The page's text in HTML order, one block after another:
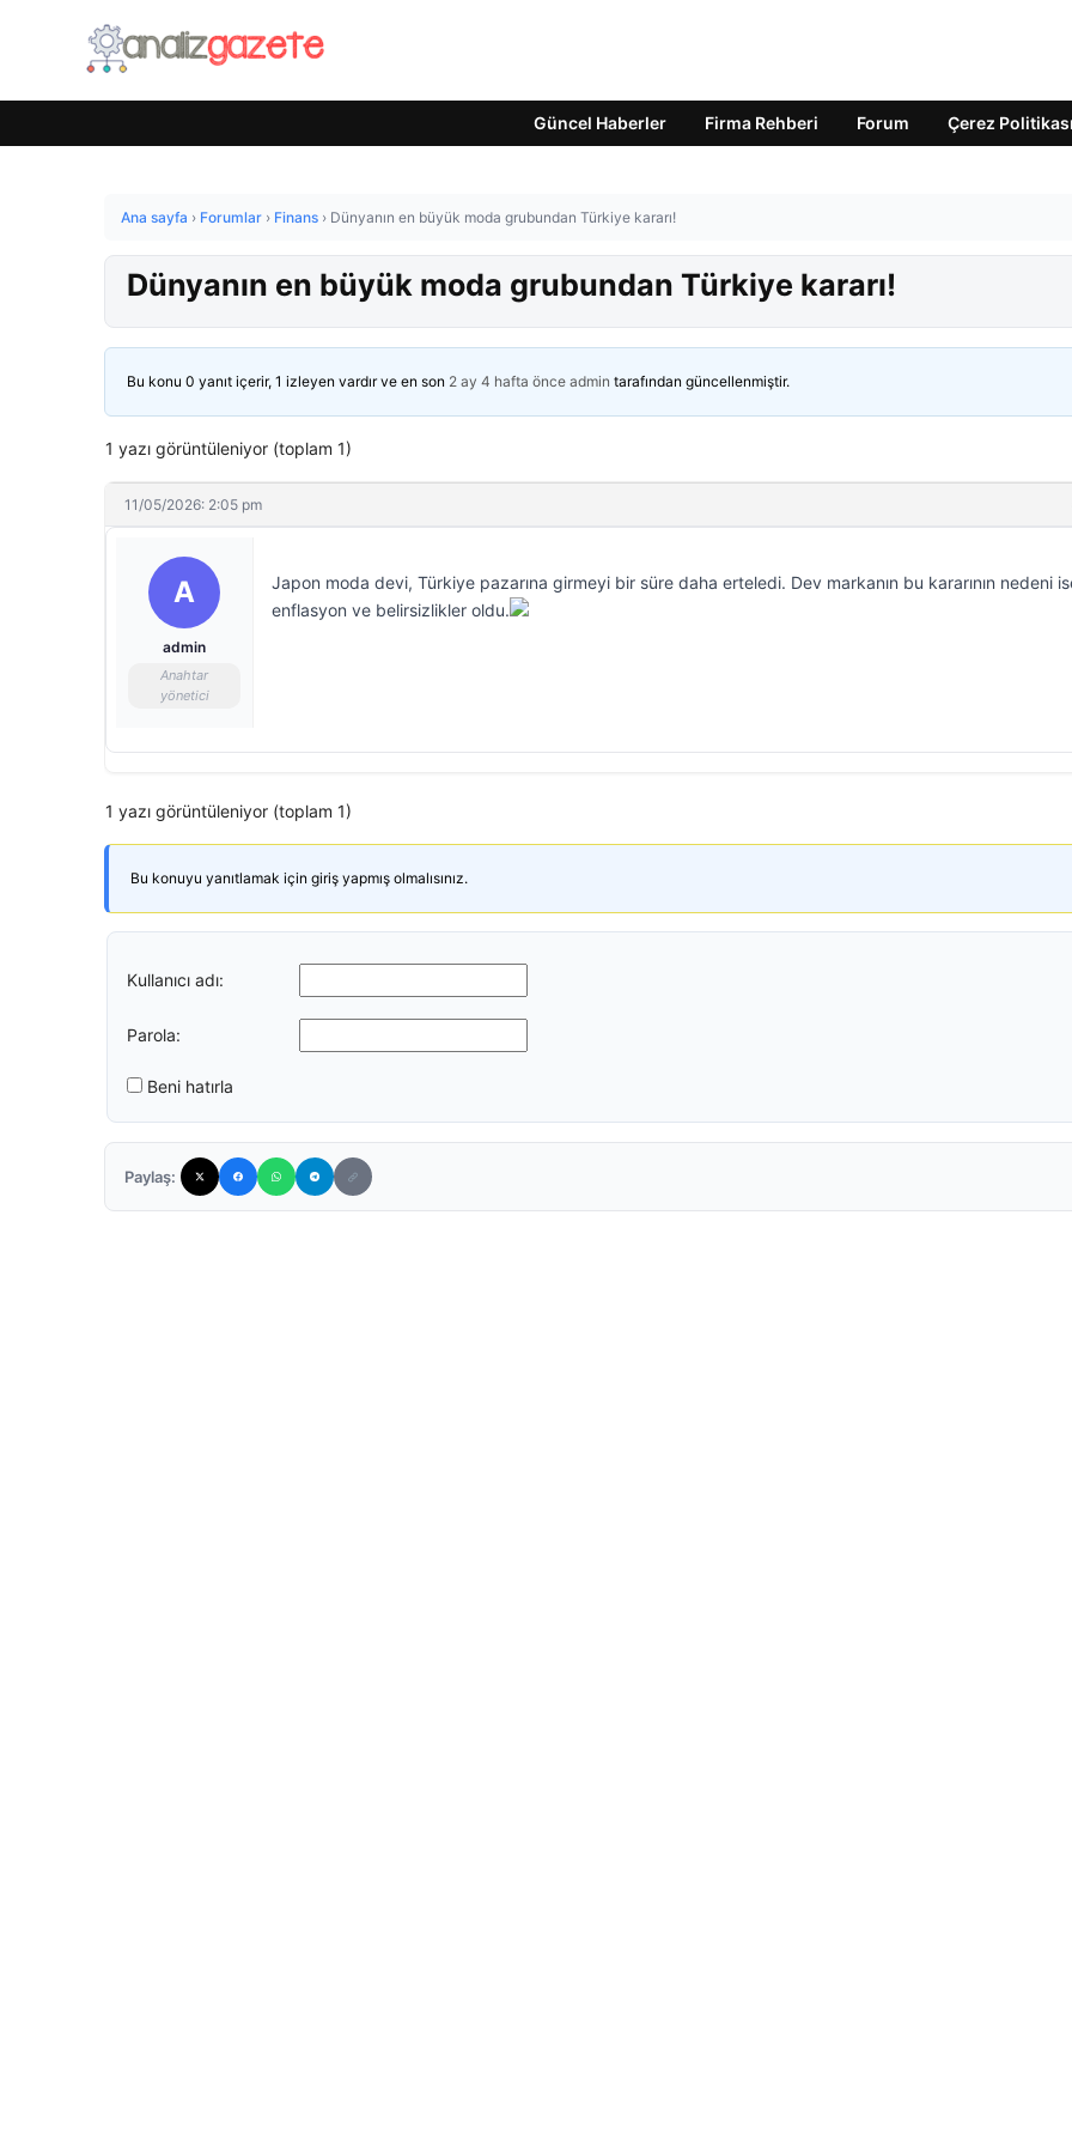
Güncel Haberler Firma Rehberi Forum Çerez Politikası
Ana sayfa › Forumlar › Finans › Dünyanın en büyük moda grubundan Türkiye kararı!
Dünyanın en büyük moda grubundan Türkiye kararı!
Bu konu 0 yanıt içerir, 1 izleyen vardır ve en son 2 ay 4 hafta önce admin tarafından güncellenmiştir.
1 yazı görüntüleniyor (toplam 1)
11/05/2026: 2:05 pm
A
admin
Anahtar
yönetici
Japon moda devi, Türkiye pazarına girmeyi bir süre daha erteledi. Dev markanın bu kararının nedeni
enflasyon ve belirsizlikler oldu.
1 yazı görüntüleniyor (toplam 1)
Bu konuyu yanıtlamak için giriş yapmış olmalısınız.
Kullanıcı adı:
Parola:
Beni hatırla
Paylaş: